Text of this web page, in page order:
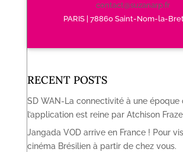
contact@suzanarp.fr
PARIS | 78860 Saint-Nom-la-
RECENT POSTS
SD WAN-La connectivité à une époque
l’application est reine par Atchison
Jangada VOD arrive en France ! Pour
cinéma Brésilien à partir de chez vous.